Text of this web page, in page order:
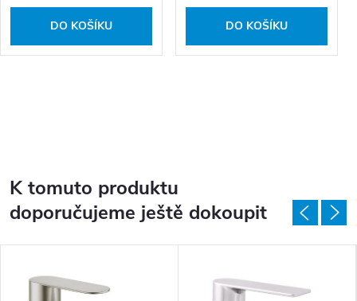
DO KOŠÍKU DO KOŠÍKU
K tomuto produktu
doporučujeme ještě dokoupit